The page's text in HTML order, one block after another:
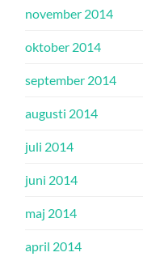
november 2014
oktober 2014
september 2014
augusti 2014
juli 2014
juni 2014
maj 2014
april 2014